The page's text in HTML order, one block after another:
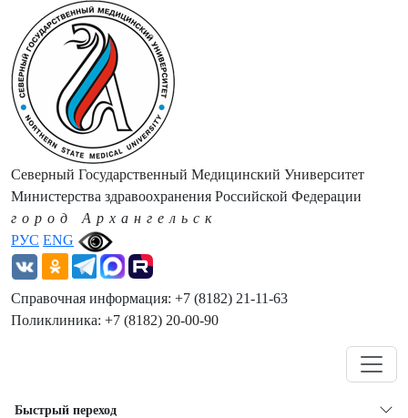
РУС ENG
Северный Государственный Медицинский Университет
Министерства здравоохранения Российской Федерации
город Архангельск
Справочная информация: +7 (8182) 21-11-63
Поликлиника: +7 (8182) 20-00-90
Быстрый переход